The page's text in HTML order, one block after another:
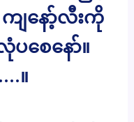
ျနော့်လီးကို
ပစေနော်။
။